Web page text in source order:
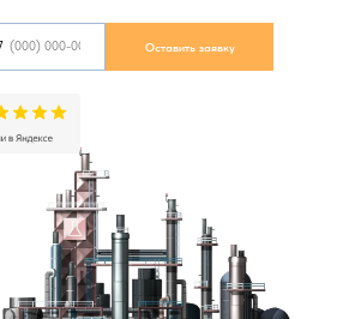
Оставить заявку